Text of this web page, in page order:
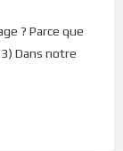
? Parce que
Dans notre